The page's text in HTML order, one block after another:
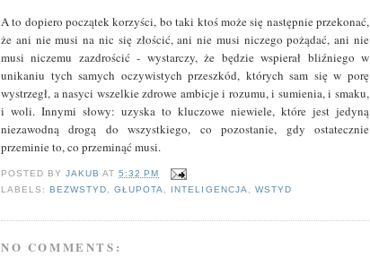
A to dopiero początek korzyści, bo taki ktoś może się następnie przekonać,
że ani nie musi na nic się złościć, ani nie musi niczego pożądać, ani nie
musi niczemu zazdrościć - wystarczy, że będzie wspierał bliźniego w
unikaniu tych samych oczywistych przeszkód, których sam się w porę
wystrzegł, a nasyci wszelkie zdrowe ambicje i rozumu, i sumienia, i smaku,
i woli. Innymi słowy: uzyska to kluczowe niewiele, które jest jedyną
niezawodną drogą do wszystkiego, co pozostanie, gdy ostatecznie
przeminie to, co przeminąć musi.
POSTED BYJAKUB AT5:32 PM
LABELS:BEZWSTYD ,GŁUPOTA INTELIGENCJA WSTYD
NO COMMENTS: